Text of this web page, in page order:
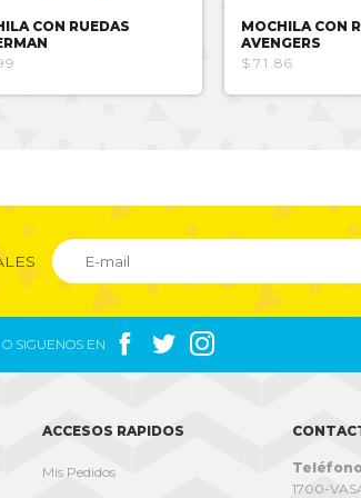
CON RUEDAS
MOCHILA CON
AVENGERS
$71.86
O SIGUENOS EN   
ACCESOS RAPIDOS
Mis Pedidos
1700-